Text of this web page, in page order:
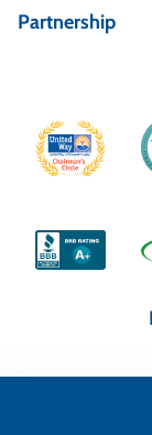
a
t
Partnership